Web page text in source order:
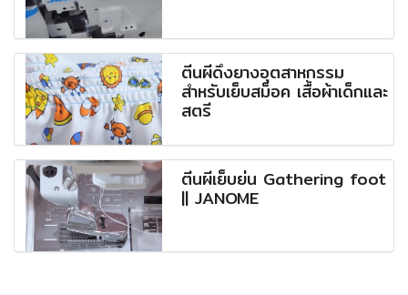
ตีนผีดึงยางอุตสาหกรรม
สำหรับเย็บสม็อค เสื้อผ้าเด็กและ
สตรี
ตีนผีเย็บย่น Gathering foot
|| JANOME